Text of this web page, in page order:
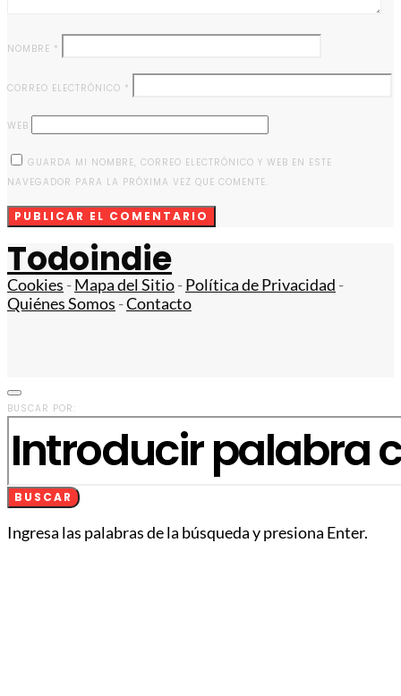
NOMBRE *
CORREO ELECTRÓNICO *
WEB
GUARDA MI NOMBRE, CORREO ELECTRÓNICO Y WEB EN ESTE
NAVEGADOR PARA LA PRÓXIMA VEZ QUE COMENTE.
Todoindie
Cookies -Mapa del Sitio-Política de Privacidad -
Quiénes Somos -Contacto
BUSCAR POR:
BUSCAR
Ingresa las palabras de la búsqueda y presiona Enter.